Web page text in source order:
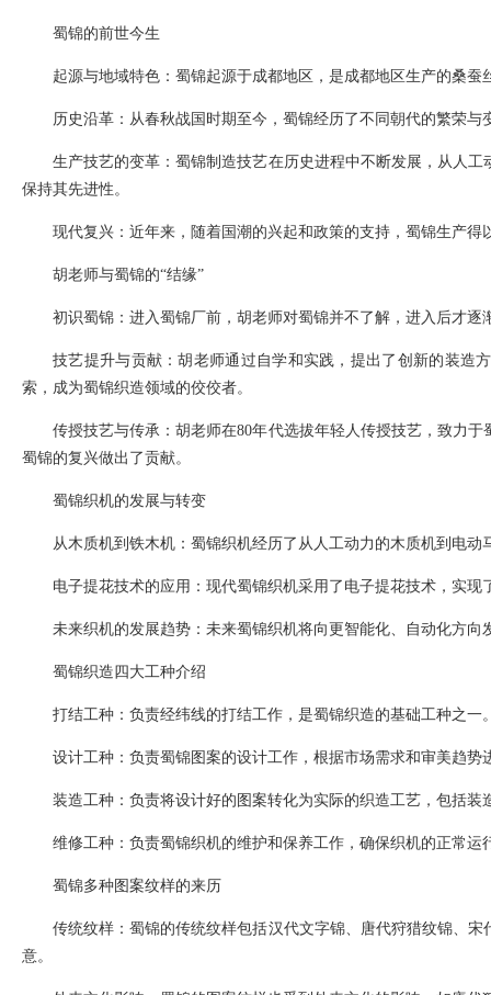
蜀锦的前世今生
起源与地域特色：蜀锦起源于成都地区，是成都地区生产的桑蚕
历史沿革：从春秋战国时期至今，蜀锦经历了不同朝代的繁荣
生产技艺的变革：蜀锦制造技艺在历史进程中不断发展，从人
保持其先进性。
现代复兴：近年来，随着国潮的兴起和政策的支持，蜀锦生产
胡老师与蜀锦的“结缘”
初识蜀锦：进入蜀锦厂前，胡老师对蜀锦并不了解，进入后才逐
技艺提升与贡献：胡老师通过自学和实践，提出了创新的装造
索，成为蜀锦织造领域的佼佼者。
传授技艺与传承：胡老师在80年代选拔年轻人传授技艺，致力
蜀锦的复兴做出了贡献。
蜀锦织机的发展与转变
从木质机到铁木机：蜀锦织机经历了从人工动力的木质机到电
电子提花技术的应用：现代蜀锦织机采用了电子提花技术，实现
未来织机的发展趋势：未来蜀锦织机将向更智能化、自动化方向
蜀锦织造四大工种介绍
打结工种：负责经纬线的打结工作，是蜀锦织造的基础工种之一
设计工种：负责蜀锦图案的设计工作，根据市场需求和审美趋势
装造工种：负责将设计好的图案转化为实际的织造工艺，包括装
维修工种：负责蜀锦织机的维护和保养工作，确保织机的正常运
蜀锦多种图案纹样的来历
传统纹样：蜀锦的传统纹样包括汉代文字锦、唐代狩猎纹锦、
意。